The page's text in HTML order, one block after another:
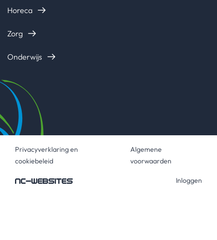
Horeca
Zorg
Onderwijs
Privacyverklaring en
cookiebeleid
Algemene
voorwaarden
Inloggen